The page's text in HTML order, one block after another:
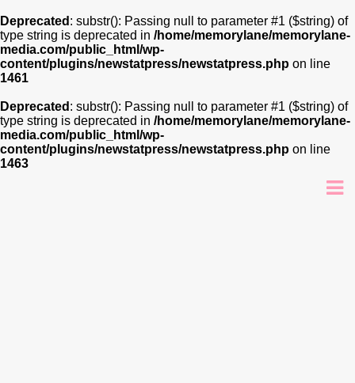
Deprecated : substr(): Passing null to parameter #1 ($string) of
type string is deprecated in /home/memorylane/memorylane-
media.com/public_html/wp-
content/plugins/newstatpress/newstatpress.php on line
1461
Deprecated : substr(): Passing null to parameter #1 ($string) of
type string is deprecated in /home/memorylane/memorylane-
media.com/public_html/wp-
content/plugins/newstatpress/newstatpress.php on line
1463